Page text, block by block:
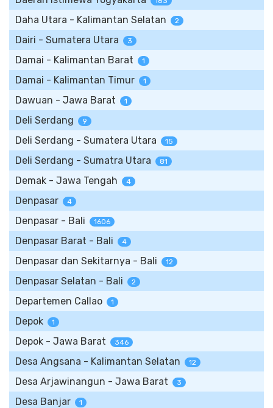
Daha Utara - Kalimantan Selatan 2
Dairi - Sumatera Utara 3
Damai - Kalimantan Barat 1
Damai - Kalimantan Timur 1
Dawuan - Jawa Barat 1
Deli Serdang 9
Deli Serdang - Sumatera Utara 15
Deli Serdang - Sumatra Utara 81
Demak - Jawa Tengah 4
Denpasar 4
Denpasar - Bali 1606
Denpasar Barat - Bali 4
Denpasar dan Sekitarnya - Bali 12
Denpasar Selatan - Bali 2
Departemen Callao 1
Depok 1
Depok - Jawa Barat 346
Desa Angsana - Kalimantan Selatan 12
Desa Arjawinangun - Jawa Barat 3
Desa Banjar 1